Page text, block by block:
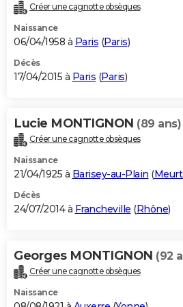
Créer une cagnotte obsèques
Naissance
06/04/1958 à Paris (Paris)
Décès
17/04/2015 à Paris (Paris)
Lucie MONTIGNON (89 ans)
Créer une cagnotte obsèques
Naissance
21/04/1925 à Barisey-au-Plain (
Décès
24/07/2014 à Francheville (Rhône)
Georges MONTIGNON (92
Créer une cagnotte obsèques
Naissance